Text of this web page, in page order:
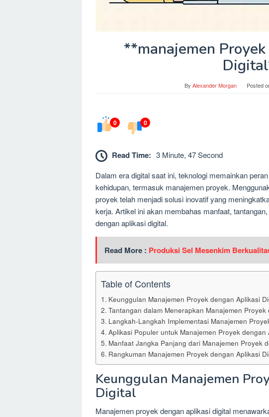
**manajemen
By Alexander Morgan Posted
0 0
Read Time: 3 Minute, 47 Second
Dalam era digital saat ini, teknologi memainkan
kehidupan, termasuk manajemen proyek.
proyek telah menjadi solusi inovatif yang
kerja. Artikel ini akan membahas manfaat,
dengan aplikasi digital.
Read More : Produksi Sel Mesenkim
Table of Contents
Keunggulan Manajemen Proyek dengan Aplikasi
Tantangan dalam Menerapkan Manajemen
Langkah-Langkah Implementasi Manajemen
Aplikasi Populer untuk Manajemen Proyek dengan
Manfaat Jangka Panjang dari Manajemen Proyek
Rangkuman Manajemen Proyek dengan Aplikasi
Keunggulan Manajemen
Digital
Manajemen proyek dengan aplikasi digital